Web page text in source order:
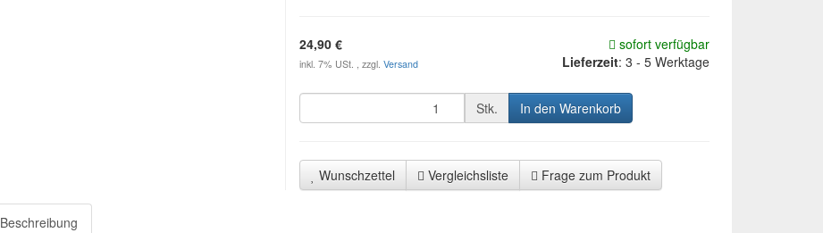
24,90 €
inkl. 7% USt. , zzgl. Versand
sofort verfügbar
Lieferzeit: 3 - 5 Werktage
Stk. In den Warenkorb
Wunschzettel Vergleichsliste Frage zum Produkt
Beschreibung